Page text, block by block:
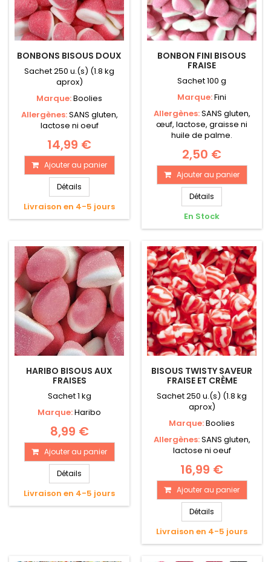
BONBONS BISOUS DOUX
Sachet 250 u.(s) (1.8 kg
aprox)
Marque:Boolies
Allergènes:SANS gluten,
lactose ni oeuf
14,99 €
Ajouter au panier
Détails
Livraison en 4-5 jours
BONBON FINI BISOUS
FRAISE
Sachet 100 g
Marque:Fini
Allergènes:SANS gluten,
œuf, lactose, graisse ni
huile de palme.
2,50 €
Ajouter au panier
Détails
En Stock
HARIBO BISOUS AUX
FRAISES
Sachet 1 kg
Marque:Haribo
8,99 €
Ajouter au panier
Détails
Livraison en 4-5 jours
BISOUS TWISTY SAVEUR
FRAISE ET CRÈME
Sachet 250 u.(s) (1.8 kg
aprox)
Marque:Boolies
Allergènes:SANS gluten,
lactose ni oeuf
16,99 €
Ajouter au panier
Détails
Livraison en 4-5 jours